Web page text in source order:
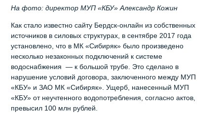
На фото: директор МУП «КБУ» Александр Кожин
Как стало известно сайту Бердск-онлайн из собственных
источников в силовых структурах, в сентябре 2017 года
установлено, что в МК «Сибиряк» было произведено
несколько незаконных подключений к системе
водоснабжения — к большой трубе. Это сделано в
нарушение условий договора, заключенного между МУП
«КБУ» и ЗАО МК «Сибиряк». Ущерб, нанесенный МУП
«КБУ» от неучтенного водопотребления, согласно актов,
превысил 100 млн рублей.